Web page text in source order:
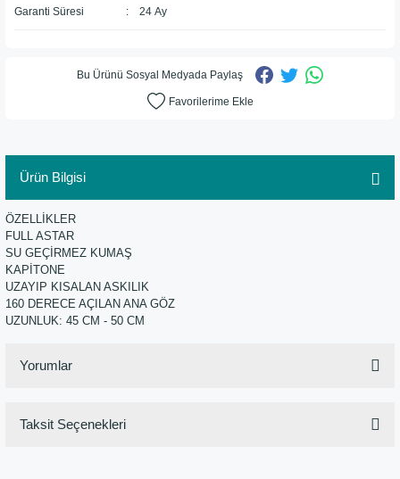
Garanti Süresi 24 Ay
Bu Ürünü Sosyal Medyada Paylaş
Ürün Bilgisi
ÖZELLİKLER
FULL ASTAR
SU GEÇİRMEZ KUMAŞ
KAPİTONE
UZAYIP KISALAN ASKILIK
160 DERECE AÇILAN ANA GÖZ
UZUNLUK: 45 CM - 50 CM
Yorumlar
Taksit Seçenekleri